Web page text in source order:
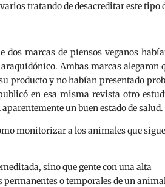
tratando de desacreditar este tipo
marcas de piensos veganos
Ambas marcas alegaron
producto y no habían presentado
en esa misma revista otro
un buen estado de salud.
monitorizar a los animales que
sino que gente con una alta
o temporales de un